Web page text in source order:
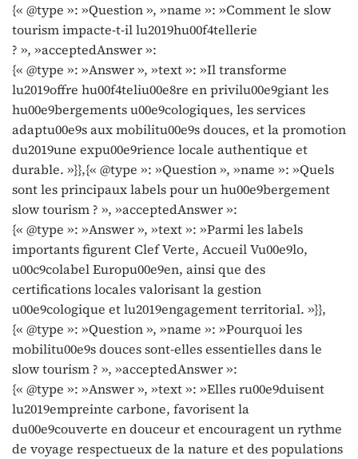
{« @type »: »Question », »name »: »Comment le slow
tourism impacte-t-il lu2019hu00f4tellerie
? », »acceptedAnswer »:
{« @type »: »Answer », »text »: »Il transforme
lu2019offre hu00f4teliu00e8re en privilu00e9giant les
hu00e9bergements u00e9cologiques, les services
adaptu00e9s aux mobilitu00e9s douces, et la promotion
du2019une expu00e9rience locale authentique et
durable. »}},{« @type »: »Question », »name »: »Quels
sont les principaux labels pour un hu00e9bergement
slow tourism ? », »acceptedAnswer »:
{« @type »: »Answer », »text »: »Parmi les labels
importants figurent Clef Verte, Accueil Vu00e9lo,
u00c9colabel Europu00e9en, ainsi que des
certifications locales valorisant la gestion
u00e9cologique et lu2019engagement territorial. »}},
{« @type »: »Question », »name »: »Pourquoi les
mobilitu00e9s douces sont-elles essentielles dans le
slow tourism ? », »acceptedAnswer »:
{« @type »: »Answer », »text »: »Elles ru00e9duisent
lu2019empreinte carbone, favorisent la
du00e9couverte en douceur et encouragent un rythme
de voyage respectueux de la nature et des populations